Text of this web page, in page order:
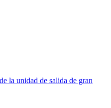
la unidad de salida de gran